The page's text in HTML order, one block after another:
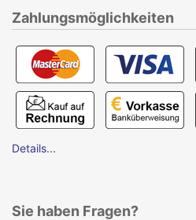
Zahlungsmöglichkeiten
Details...
Sie haben Fragen?